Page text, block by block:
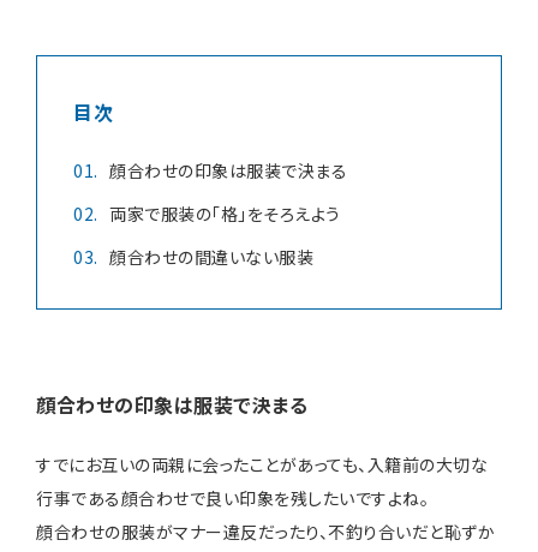
結婚準備ガイド
お知らせ
LINEで無料相談予約
目次
顔合わせの印象は服装で決まる
両家で服装の「格」をそろえよう
顔合わせの間違いない服装
顔合わせの印象は服装で決まる
すでにお互いの両親に会ったことがあっても、入籍前の大切な
行事である顔合わせで良い印象を残したいですよね。
顔合わせの服装がマナー違反だったり、不釣り合いだと恥ずか